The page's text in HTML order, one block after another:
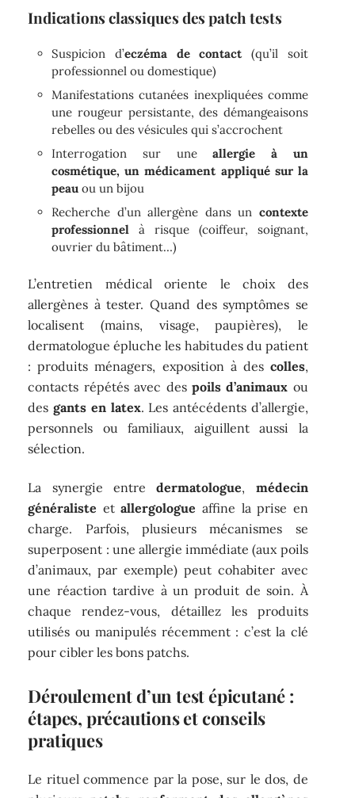
Indications classiques des patch tests
Suspicion d’eczéma de contact(qu’il soit
professionnel ou domestique)
Manifestations cutanées inexpliquées comme
une rougeur persistante, des démangeaisons
rebelles ou des vésicules qui s’accrochent
Interrogation sur uneallergie à un
cosmétique, un médicament appliqué sur la
peau ou un bijou
Recherche d’un allergène dans un contexte
professionnel à risque (coiffeur, soignant,
ouvrier du bâtiment…)
L’entretien médical oriente le choix des
allergènes à tester. Quand des symptômes se
localisent (mains, visage, paupières), le
dermatologue épluche les habitudes du patient
: produits ménagers, exposition à des colles,
contacts répétés avec des poils d’animaux ou
desgants en latex. Les antécédents d’allergie,
personnels ou familiaux, aiguillent aussi la
sélection.
La synergie entredermatologue, médecin
généraliste etallergologue affine la prise en
charge. Parfois, plusieurs mécanismes se
superposent : une allergie immédiate (aux poils
d’animaux, par exemple) peut cohabiter avec
une réaction tardive à un produit de soin. À
chaque rendez-vous, détaillez les produits
utilisés ou manipulés récemment : c’est la clé
pour cibler les bons patchs.
Déroulement d’un test épicutané :
étapes, précautions et conseils
pratiques
Le rituel commence par la pose, sur le dos, de